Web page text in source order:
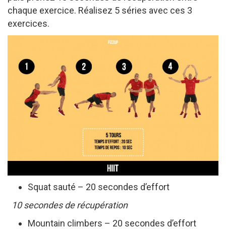
chaque exercice. Réalisez 5 séries avec ces 3
exercices.
Squat sauté – 20 secondes d’effort
10 secondes de récupération
Mountain climbers – 20 secondes d’effort